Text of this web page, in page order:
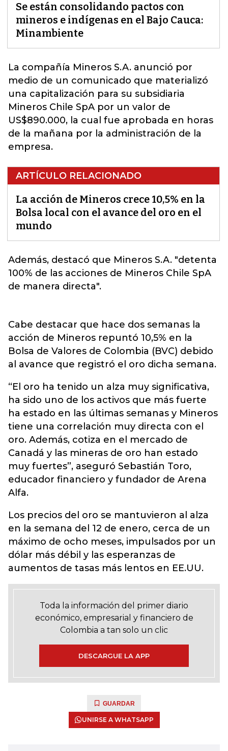
Se están consolidando pactos con
mineros e indígenas en el Bajo Cauca:
Minambiente
La compañía Mineros S.A. anunció por
medio de un comunicado que materializó
una capitalización para su subsidiaria
Mineros Chile SpA por un valor de
US$890.000, la cual fue aprobada en horas
de la mañana por la administración de la
empresa.
ARTÍCULO RELACIONADO
La acción de Mineros crece 10,5% en la
Bolsa local con el avance del oro en el
mundo
Además, destacó que Mineros S.A. "detenta
100% de las acciones de Mineros Chile SpA
de manera directa".
Cabe destacar que hace dos semanas la
acción de Mineros repuntó 10,5% en la
Bolsa de Valores de Colombia (BVC) debido
al avance que registró el oro dicha semana.
“El oro ha tenido un alza muy significativa,
ha sido uno de los activos que más fuerte
ha estado en las últimas semanas y Mineros
tiene una correlación muy directa con el
oro. Además, cotiza en el mercado de
Canadá y las mineras de oro han estado
muy fuertes”, aseguró Sebastián Toro,
educador financiero y fundador de Arena
Alfa.
Los precios del oro se mantuvieron al alza
en la semana del 12 de enero, cerca de un
máximo de ocho meses, impulsados por un
dólar más débil y las esperanzas de
aumentos de tasas más lentos en EE.UU.
Toda la información del primer diario
económico, empresarial y financiero de
Colombia a tan solo un clic
DESCARGUE LA APP
GUARDAR
UNIRSE A WHATSAPP